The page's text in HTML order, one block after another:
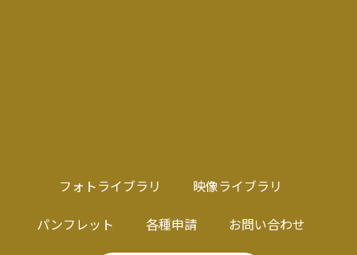
フォトライブラリ
映像ライブラリ
パンフレット
各種申請 お問い合わせ